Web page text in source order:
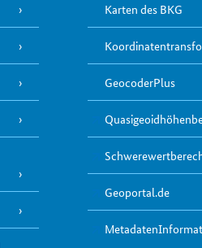
Karten des BKG
GeocoderPlus
Geoportal.de